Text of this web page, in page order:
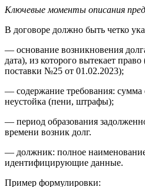
Ключевые моменты описания
В договоре должно быть четко
— основание возникновения
дата), из которого вытекает
поставки №25 от 01.02.2023);
— содержание требования: сумма
неустойка (пени, штрафы);
— период образования
времени возник долг.
— должник: полное
идентифицирующие данные.
Пример формулировки: